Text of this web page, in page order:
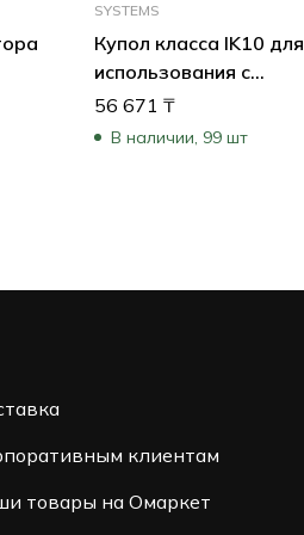
SYSTEMS
Купол класса IK10 для
использования с
камерами AUTODOME
7000 HD с подвесными
56 671 ₸
В наличии, 99 шт
клиентам
товары на Омаркет